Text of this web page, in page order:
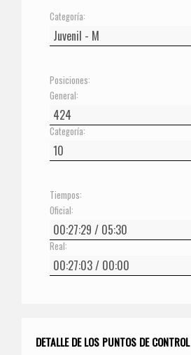
Categoría:
Posiciones:
General:
Categoría:
Tiempos:
Oficial:
Real:
DETALLE DE LOS PUNTOS DE CONTROL